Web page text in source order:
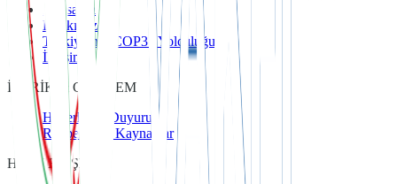
Anasayfa
Hakkımızda
Türkiye’nin COP31 Yolculuğu
İletişim
İÇERİK & GÜNDEM
Haberler & Duyurular
Rehberler & Kaynaklar
HIZLI ERİŞİM